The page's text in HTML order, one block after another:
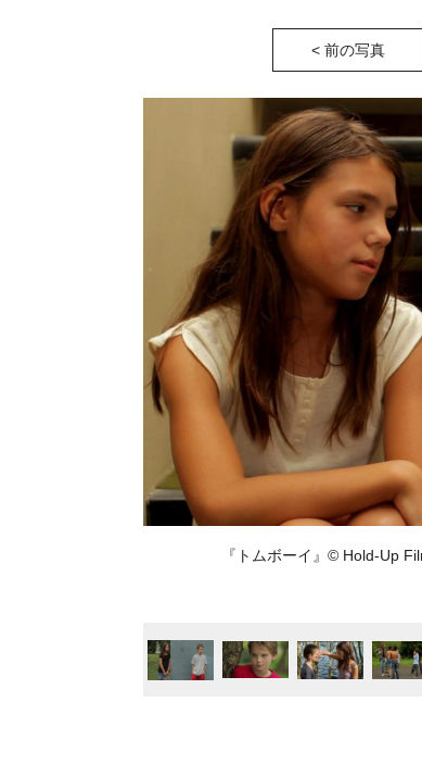
< 前の写真
『トムボーイ』© Hold-Up